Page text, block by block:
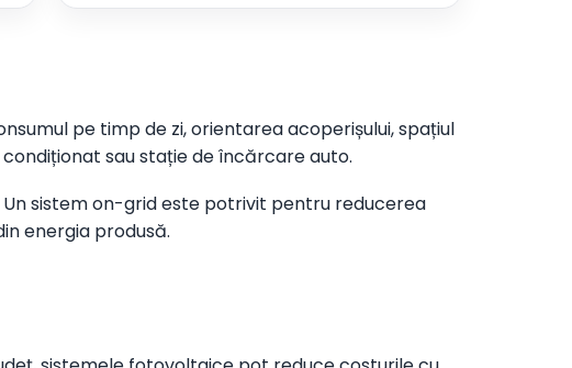
pe timp de zi, orientarea acoperișului, spațiul
sau stație de încărcare auto.
Un sistem on-grid este potrivit pentru reducerea
energia produsă.